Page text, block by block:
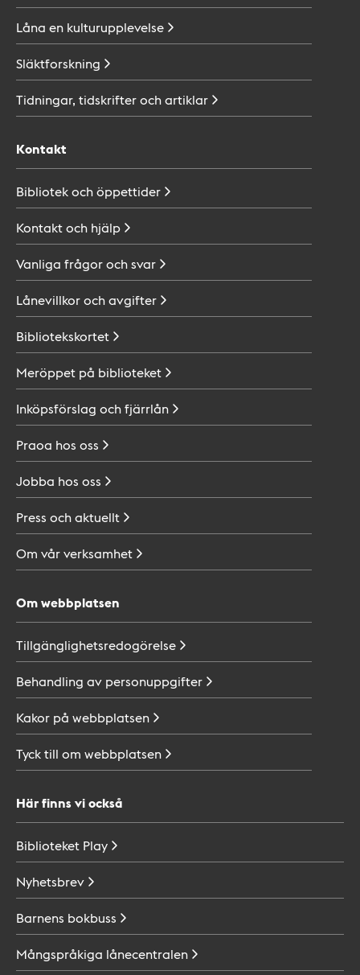
Låna en kulturupplevelse
Släktforskning
Tidningar, tidskrifter ochartiklar
Kontakt
Bibliotek ochöppettider
Kontakt och hjälp
Vanliga frågor ochsvar
Lånevillkor ochavgifter
Bibliotekskortet
Meröppet på biblioteket
Inköpsförslag ochfjärrlån
Praoa hos oss
Jobba hos oss
Press ochaktuellt
Om vårverksamhet
Om webbplatsen
Tillgänglighetsredogörelse
Behandling av personuppgifter
Kakor på webbplatsen
Tyck till om webbplatsen
Här finns vi också
Biblioteket Play
Nyhetsbrev
Barnens bokbuss
Mångspråkiga lånecentralen